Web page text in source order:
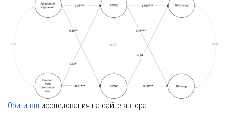
Оригинал исследования на сайте автора